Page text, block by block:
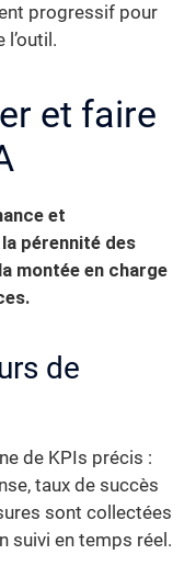
progressif pour
et faire
et
pérennité des
montée en charge
de
de KPIs précis :
taux de succès
sont collectées
suivi en temps réel.